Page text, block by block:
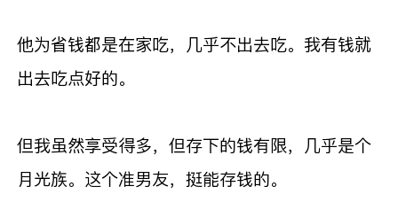
他为省钱都是在家吃，几乎不出去吃。我有钱就
出去吃点好的。
但我虽然享受得多，但存下的钱有限，几乎是个
月光族。这个准男友，挺能存钱的。